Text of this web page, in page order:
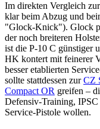
Im direkten Vergleich zur
klar beim Abzug und
"Glock-Knick"). Glock
der noch breiteren
ist die P-10 C günstiger
HK kontert mit feinerer
besser etablierten
sollte stattdessen zurCZ
Compact OR greifen –
Defensiv-Training,
Service-Pistole wollen.